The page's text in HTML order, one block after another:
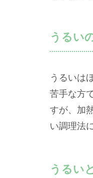
うるい
うるいは
苦手な方
すが、加
い調理法
うるい